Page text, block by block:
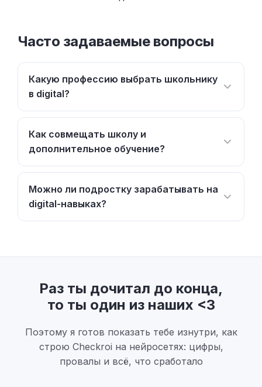
Часто задаваемые вопросы
Какую профессию выбрать школьнику
в digital?
Как совмещать школу и
дополнительное обучение?
Можно ли подростку зарабатывать на
digital-навыках?
Раз ты дочитал до конца,
то ты один из наших <3
Поэтому я готов показать тебе изнутри, как
строю Checkroi на нейросетях: цифры,
провалы и всё, что сработало